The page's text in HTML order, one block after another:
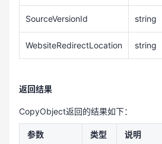
SourceVersionId string
WebsiteRedirectLocation string
返回结果
CopyObject返回的结果如下：
参数 类型 说明